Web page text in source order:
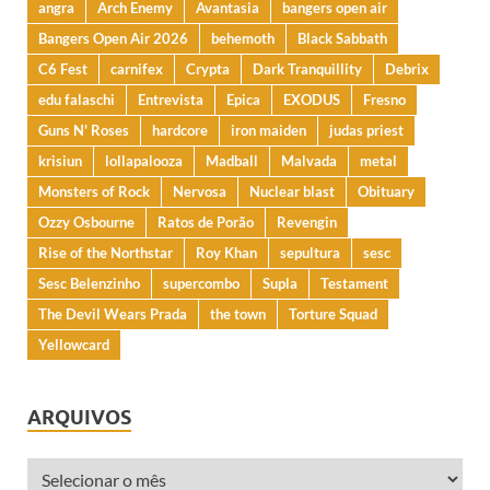
angra Arch Enemy Avantasia
bangers open air
Bangers Open Air 2026
behemoth
Black Sabbath
C6 Fest
carnifex Crypta Dark Tranquillity
Debrix
edu falaschi
Entrevista Epica EXODUS
Fresno
Guns N' Roses
hardcore iron maiden
judas priest
krisiun
lollapalooza Madball Malvada
metal
Monsters of Rock
Nervosa Nuclear blast
Obituary
Ozzy Osbourne
Ratos de Porão
Revengin
Rise of the Northstar
Roy Khan sepultura
sesc
Sesc Belenzinho
supercombo Supla
Testament
The Devil Wears Prada
the town
Torture Squad
Yellowcard
ARQUIVOS